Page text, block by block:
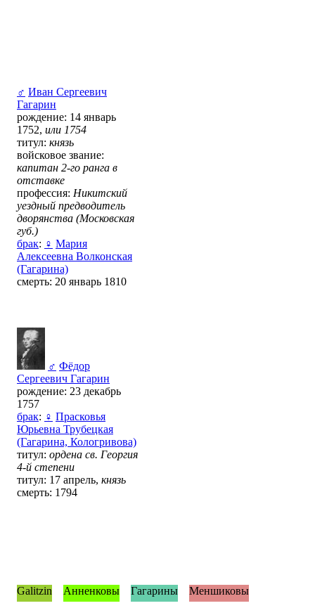
♂ Иван Сергеевич
Гагарин
рождение: 14 январь
1752, или 1754
титул: князь
войсковое звание:
капитан 2-го ранга в
отставке
профессия: Никитский
уездный предводитель
дворянства (Московская
губ.)
брак: ♀ Мария
Алексеевна Волконская
(Гагарина)
смерть: 20 январь 1810
♂ Фёдор
Сергеевич Гагарин
рождение: 23 декабрь
1757
брак: ♀ Прасковья
Юрьевна Трубецкая
(Гагарина, Кологривова)
титул: ордена св. Георгия
4-й степени
титул: 17 апрель, князь
смерть: 1794
Galitzin Анненковы Гагарины Меншиковы